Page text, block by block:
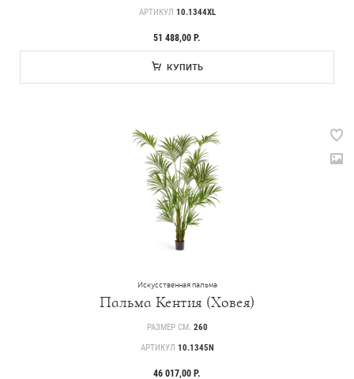
АРТИКУЛ 10.1344XL
51 488,00 Р.
КУПИТЬ
Искусственная пальма
Пальма Кентия (Ховея)
РАЗМЕР СМ. 260
АРТИКУЛ 10.1345N
46 017,00 Р.